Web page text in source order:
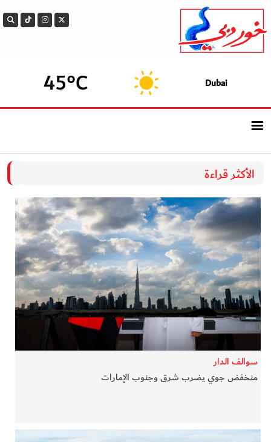
Dubai
45°C
الرئيسيــة
سوالف الدار
بيزنس
في المرمى
وثائقيات الخور
فن وثقافة
كوكب دبي
الأكثر قراءة
سوالف الدار
منخفض جوي يضرب شرق وجنوب الإمارات